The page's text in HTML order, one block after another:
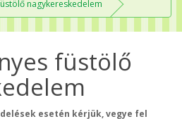
nagykereskedelem
füstölő
esetén kérjük, vegye fel